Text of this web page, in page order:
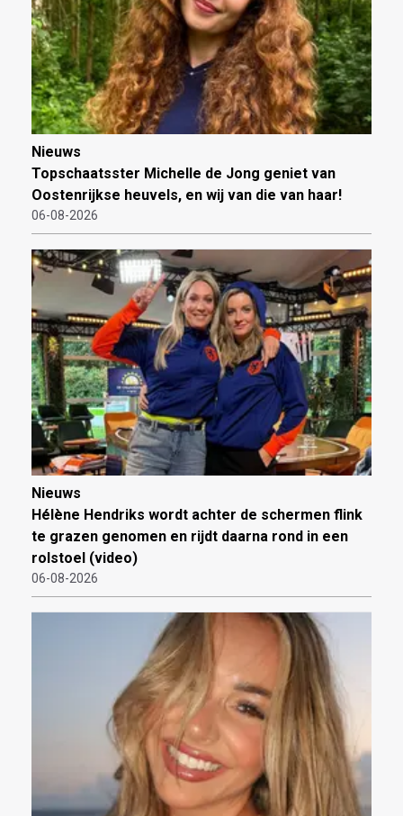
Nieuws
Topschaatsster Michelle de Jong geniet van
Oostenrijkse heuvels, en wij van die van haar!
06-08-2026
Nieuws
Hélène Hendriks wordt achter de schermen flink
te grazen genomen en rijdt daarna rond in een
rolstoel (video)
06-08-2026